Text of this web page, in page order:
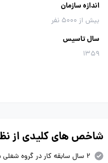
اندازه سازمان
بیش از 5000 نفر
سال تاسیس
1359
شاخص های کلیدی از نظر
2 سال سابقه کار در گروه شغلی مشابه